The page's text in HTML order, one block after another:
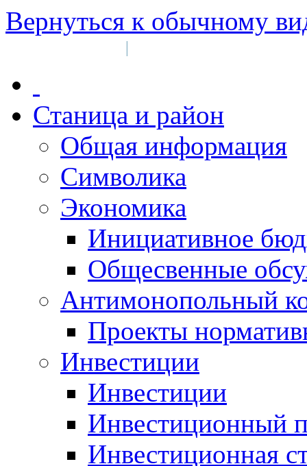
Вернуться к обычному
|
Станица и район
Общая информация
Символика
Экономика
Инициативное
Общесвенные
Антимонопольный
Проекты
Инвестиции
Инвестиции
Инвестиционный
Инвестиционная